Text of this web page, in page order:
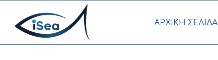
AΡΧΙΚΗ ΣΕΛΙΔΑ